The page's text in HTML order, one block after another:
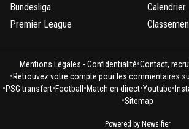
Bundesliga
Premier League
Calendrier
Mentions Légales - Confidentialité•Contact,
•Retrouvez votre compte pour les commentaires
•PSG transfert•Football •Match en direct•Youtube•
•Sitemap
Powered by Newsifier